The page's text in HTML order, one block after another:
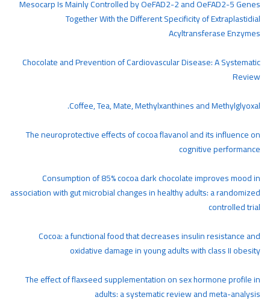
Mesocarp Is Mainly Controlled by OeFAD2-2 and OeFAD2-5 Genes
Together With the Different Specificity of Extraplastidial
Acyltransferase Enzymes
Chocolate and Prevention of Cardiovascular Disease: A Systematic
Review
Coffee, Tea, Mate, Methylxanthines and Methylglyoxal.
The neuroprotective effects of cocoa flavanol and its influence on
cognitive performance
Consumption of 85% cocoa dark chocolate improves mood in
association with gut microbial changes in healthy adults: a randomized
controlled trial
Cocoa: a functional food that decreases insulin resistance and
oxidative damage in young adults with class II obesity
The effect of flaxseed supplementation on sex hormone profile in
adults: a systematic review and meta-analysis